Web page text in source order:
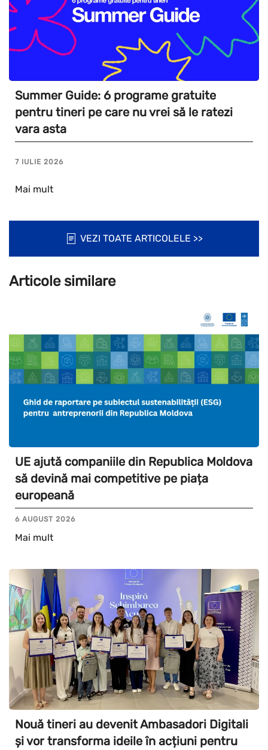
Summer Guide: 6 programe gratuite
pentru tineri pe care nu vrei să le ratezi
vara asta
7 IULIE 2026
Mai mult
VEZI TOATE ARTICOLELE >>
Articole similare
UE ajută companiile din Republica Moldova
să devină mai competitive pe piața
europeană
6 AUGUST 2026
Mai mult
Nouă tineri au devenit Ambasadori Digitali
și vor transforma ideile în acțiuni pentru